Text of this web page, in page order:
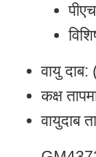
वायु
कक्ष
वायुदाब